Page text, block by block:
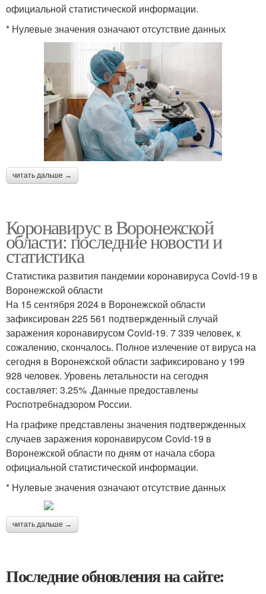
официальной статистической информации.
* Нулевые значения означают отсутствие данных
читать дальше →
Коронавирус в Воронежской
области: последние новости и
статистика
Статистика развития пандемии коронавируса Covid-19 в
Воронежской области
На 15 сентября 2024 в Воронежской области
зафиксирован 225 561 подтвержденный случай
заражения коронавирусом Covid-19. 7 339 человек, к
сожалению, скончалось. Полное излечение от вируса на
сегодня в Воронежской области зафиксировано у 199
928 человек. Уровень летальности на сегодня
составляет: 3.25% .Данные предоставлены
Роспотребнадзором России.
На графике представлены значения подтвержденных
случаев заражения коронавирусом Covid-19 в
Воронежской области по дням от начала сбора
официальной статистической информации.
* Нулевые значения означают отсутствие данных
читать дальше →
Последние обновления на сайте: